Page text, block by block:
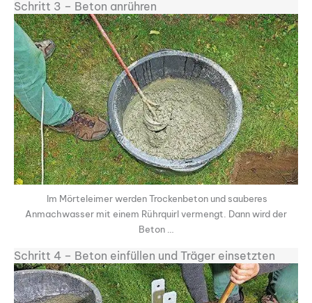
Schritt 3 – Beton anrühren
Im Mörteleimer werden Trockenbeton und sauberes
Anmachwasser mit einem Rührquirl vermengt. Dann wird der
Beton …
Schritt 4 – Beton einfüllen und Träger einsetzten